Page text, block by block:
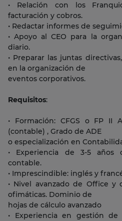
• Relación con los
facturación y cobros.
• Redactar informes de
• Apoyo al CEO para la
diario.
• Preparar las juntas
en la organización de
eventos corporativos.
Requisitos:
• Formación: CFGS o FP II
(contable) , Grado de ADE
o especialización en
• Experiencia de 3-5 años
contable.
• Imprescindible: inglés y
• Nivel avanzado de Office
ofimáticas. Dominio de
hojas de cálculo avanzado
• Experiencia en gestión